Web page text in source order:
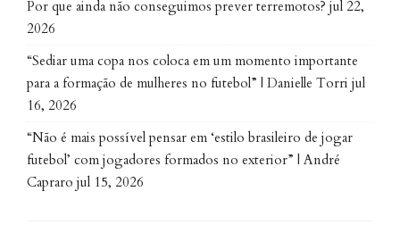
Por que ainda não conseguimos prever terremotos? jul 22,
2026
“Sediar uma copa nos coloca em um momento importante
para a formação de mulheres no futebol” | Danielle Torri jul
16, 2026
“Não é mais possível pensar em ‘estilo brasileiro de jogar
futebol’ com jogadores formados no exterior” | André
Capraro jul 15, 2026